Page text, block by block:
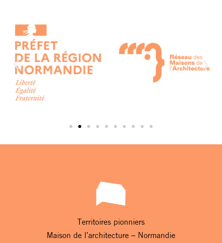
Territoires pionniers
Maison de l’architecture – Normandie